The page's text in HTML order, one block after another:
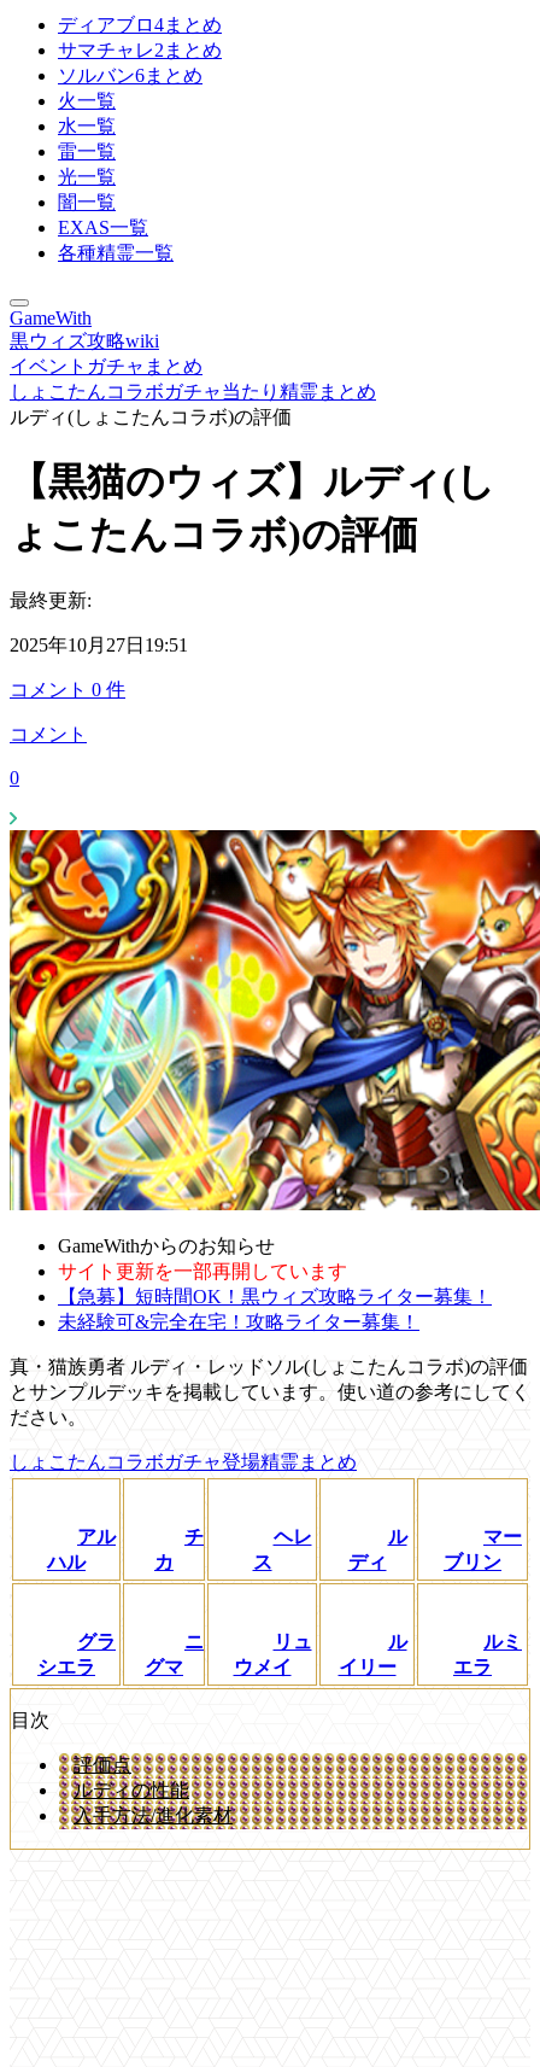
ディアブロ4まとめ
サマチャレ2まとめ
ソルバン6まとめ
火一覧
水一覧
雷一覧
光一覧
闇一覧
EXAS一覧
各種精霊一覧
GameWith
黒ウィズ攻略wiki
イベントガチャまとめ
しょこたんコラボガチャ当たり精霊まとめ
ルディ(しょこたんコラボ)の評価
【黒猫のウィズ】ルディ(し
ょこたんコラボ)の評価
最終更新:
2025年10月27日19:51
コメント 0 件
コメント
0
GameWithからのお知らせ
サイト更新を一部再開しています
【急募】短時間OK！黒ウィズ攻略ライター募集！
未経験可&完全在宅！攻略ライター募集！
真・猫族勇者 ルディ・レッドソル(しょこたんコラボ)の評価
とサンプルデッキを掲載しています。使い道の参考にしてく
ださい。
しょこたんコラボガチャ登場精霊まとめ
アル
ハル
チ
カ
ヘレ
ス
ル
ディ
マー
ブリン
グラ
シエラ
ニ
グマ
リュ
ウメイ
ル
イリー
ルミ
エラ
目次
評価点
ルディの性能
入手方法/進化素材